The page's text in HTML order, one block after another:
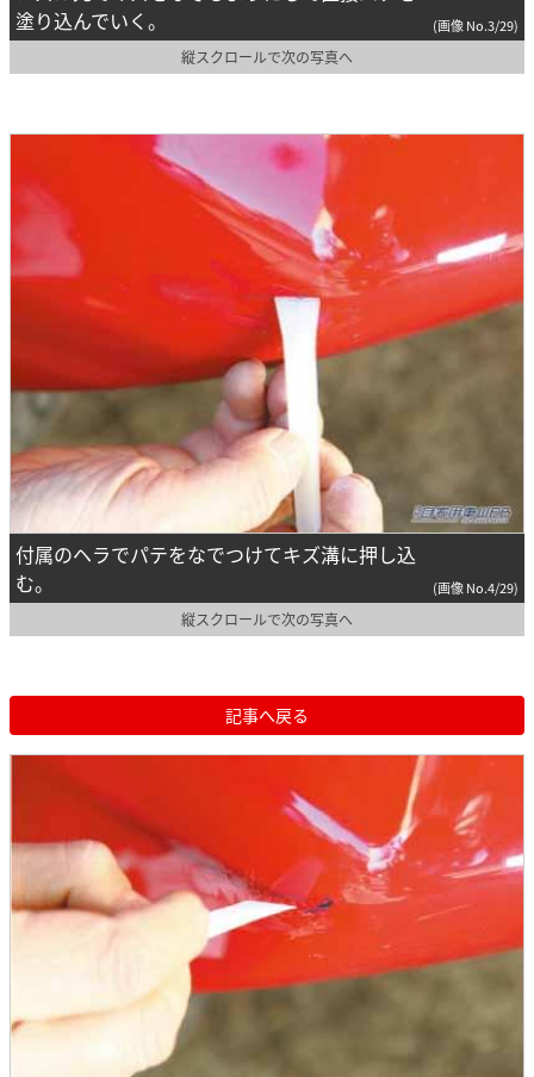
塗り込んでいく。
(画像 No.3/29)
縦スクロールで次の写真へ
付属のヘラでパテをなでつけてキズ溝に押し込
む。
(画像 No.4/29)
縦スクロールで次の写真へ
記事へ戻る